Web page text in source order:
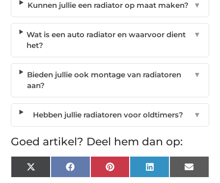
Kunnen jullie een radiator op maat maken? ▼
Wat is een auto radiator en waarvoor dient
het?
▼
Bieden jullie ook montage van radiatoren
aan?
▼
Hebben jullie radiatoren voor oldtimers? ▼
Goed artikel? Deel hem dan op:
X
(Twitter)
FacebookPinterest LinkedIn Email